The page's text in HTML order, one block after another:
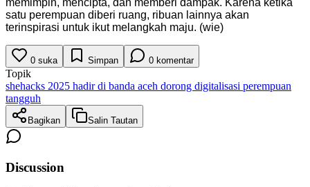
satu perempuan diberi ruang, ribuan lainnya akan
terinspirasi untuk ikut melangkah maju. (wie)
0 suka Simpan 0 komentar
Topik
shehacks 2025 hadir di banda aceh dorong digitalisasi perempuan
tangguh
Bagikan Salin Tautan
Discussion